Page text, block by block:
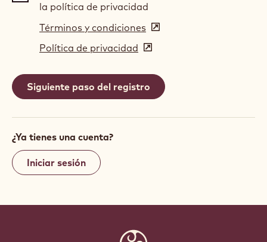
la política de privacidad
Términos y condiciones (opens
in
window)
Política de privacidad (opens
a
new
¿Ya tienes una cuenta?
Iniciar sesión